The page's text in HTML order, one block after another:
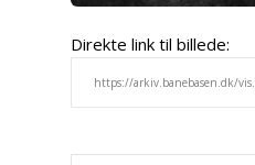
Direkte link til billede: